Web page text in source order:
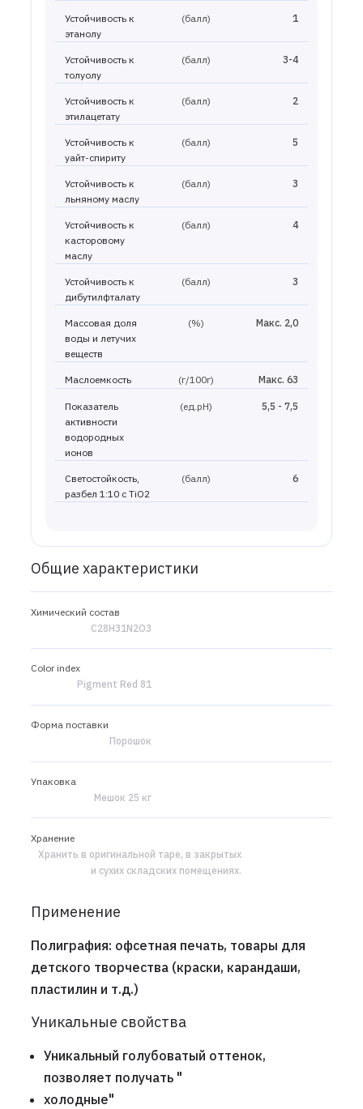
Устойчивость к
этанолу
(балл) 1
Устойчивость к
толуолу
(балл) 3-4
Устойчивость к
этилацетату
(балл) 2
Устойчивость к
уайт-спириту
(балл) 5
Устойчивость к
льняному маслу
(балл) 3
Устойчивость к
касторовому
маслу
(балл) 4
Устойчивость к
дибутилфталату
(балл) 3
Массовая доля
воды и летучих
веществ
(%) Макс. 2,0
Маслоемкость (г/100г) Макс. 63
Показатель
активности
водородных
ионов
(ед.рН) 5,5 - 7,5
Светостойкость,
разбел 1:10 с TiO2
(балл) 6
Общие характеристики
Химический состав
C28H31N2O3
Color index
Pigment Red 81
Форма поставки
Порошок
Упаковка
Мешок 25 кг
Хранение
Хранить в оригинальной таре, в закрытых
и сухих складских помещениях.
Применение
Полиграфия: офсетная печать, товары для
детского творчества (краски, карандаши,
пластилин и т.д.)
Уникальные свойства
Уникальный голубоватый оттенок,
позволяет получать "
холодные"